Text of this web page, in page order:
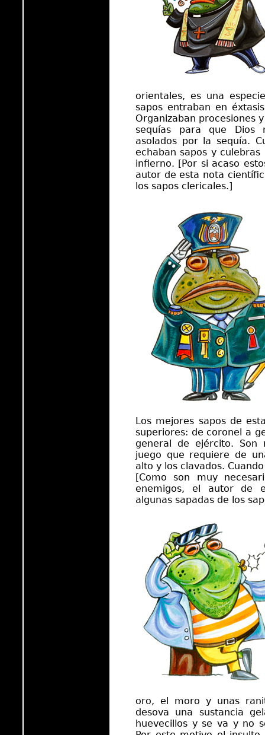
orientales, es una
sapos entraban en
Organizaban procesiones
sequías para que Dios
asolados por la sequía.
echaban sapos y
infierno. [Por si acaso
autor de esta nota
los sapos clericales.]
Los mejores sapos de
superiores: de coronel a
general de ejército.
juego que requiere de
alto y los clavados.
[Como son muy
enemigos, el autor de
algunas sapadas de los
oro, el moro y unas
desova una sustancia
huevecillos y se va y no